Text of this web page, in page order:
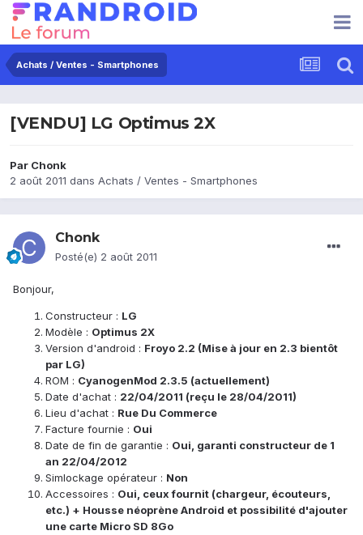
Achats / Ventes - Smartphones
[VENDU] LG Optimus 2X
Par Chonk
2 août 2011 dans Achats / Ventes - Smartphones
Chonk
Posté(e) 2 août 2011
Bonjour,
Constructeur : LG
Modèle : Optimus 2X
Version d'android : Froyo 2.2 (Mise à jour en 2.3 bientôt
par LG)
ROM : CyanogenMod 2.3.5 (actuellement)
Date d'achat : 22/04/2011 (reçu le 28/04/2011)
Lieu d'achat : Rue Du Commerce
Facture fournie : Oui
Date de fin de garantie : Oui, garanti constructeur de 1
an 22/04/2012
Simlockage opérateur : Non
Accessoires : Oui, ceux fournit (chargeur, écouteurs,
etc.) + Housse néoprène Android et possibilité d'ajouter
une carte Micro SD 8Go